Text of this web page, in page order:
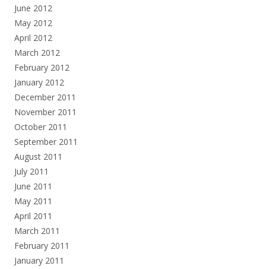
June 2012
May 2012
April 2012
March 2012
February 2012
January 2012
December 2011
November 2011
October 2011
September 2011
August 2011
July 2011
June 2011
May 2011
April 2011
March 2011
February 2011
January 2011